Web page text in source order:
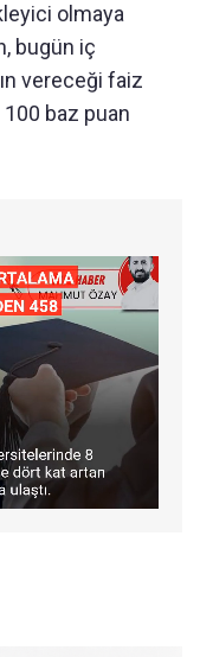
olmaya
bugün iç
vereceği faiz
100 baz puan